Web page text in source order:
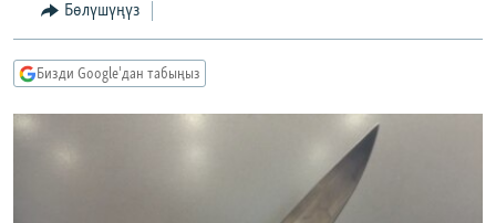
БҮГҮН АЗАТТЫКТА
ПОДКАСТ
Русский
Бөлүшүңүз
Бизди Google'дан табыңыз